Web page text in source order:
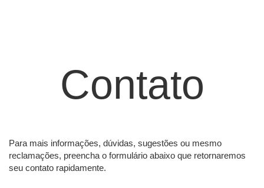
Contato
Para mais informações, dúvidas, sugestões ou mesmo
reclamações, preencha o formulário abaixo que retornaremos
seu contato rapidamente.